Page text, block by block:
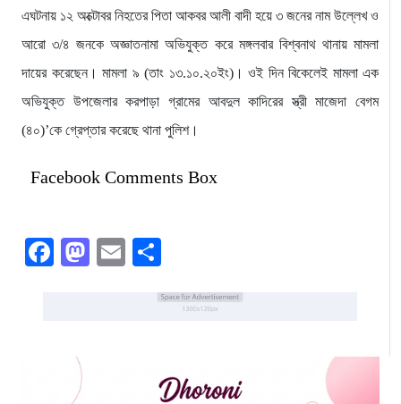
এঘটনায় ১২ অক্টোবর নিহতের পিতা আকবর আলী বাদী হয়ে ৩ জনের নাম উল্লেখ ও
আরো ৩/৪ জনকে অজ্ঞাতনামা অভিযুক্ত করে মঙ্গলবার বিশ্বনাথ থানায় মামলা
দায়ের করেছেন। মামলা ৯ (তাং ১৩.১০.২০ইং)। ওই দিন বিকেলেই মামলা এক
অভিযুক্ত উপজেলার করপাড়া গ্রামের আবদুল কাদিরের স্ত্রী মাজেদা বেগম
(৪০)’কে গ্রেপ্তার করেছে থানা পুলিশ।
Facebook Comments Box
Facebook
Mastodon
Email